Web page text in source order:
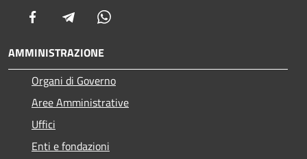
Facebook Telegram
AMMINISTRAZIONE
Organi di Governo
Aree Amministrative
Uffici
Enti e fondazioni